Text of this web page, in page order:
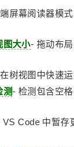
屏幕阅读器模
图大小- 拖动布
树视图中快速运
测- 检测包含空
VS Code 中暂存